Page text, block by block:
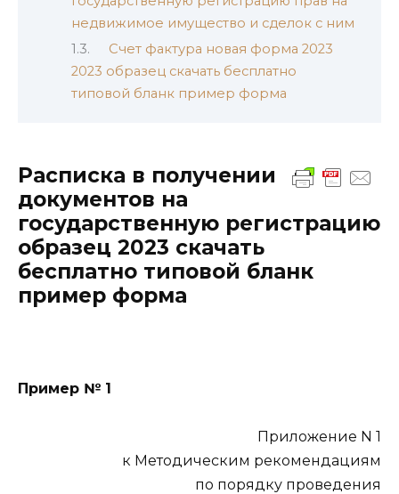
недвижимое имущество и сделок с ним
Счет фактура новая форма 2023
2023 образец скачать бесплатно
типовой бланк пример форма
Расписка в получении
документов на
государственную регистрацию
образец 2023 скачать
бесплатно типовой бланк
пример форма
Пример № 1
Приложение N 1
к Методическим рекомендациям
по порядку проведения